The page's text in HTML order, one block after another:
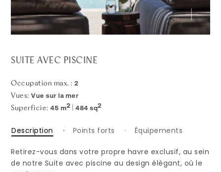
SUITE AVEC PISCINE
Description Points forts Équipements
Retirez-vous dans votre propre havre exclusif, au sein
de notre Suite avec piscine au design élégant, où le
Occupation max. :2
Vues:Vue sur la mer
Superficie:45 m2 |484 sq2